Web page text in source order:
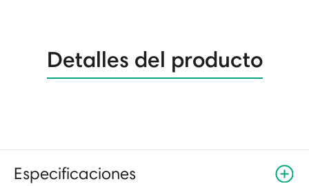
Detalles del producto
Especificaciones